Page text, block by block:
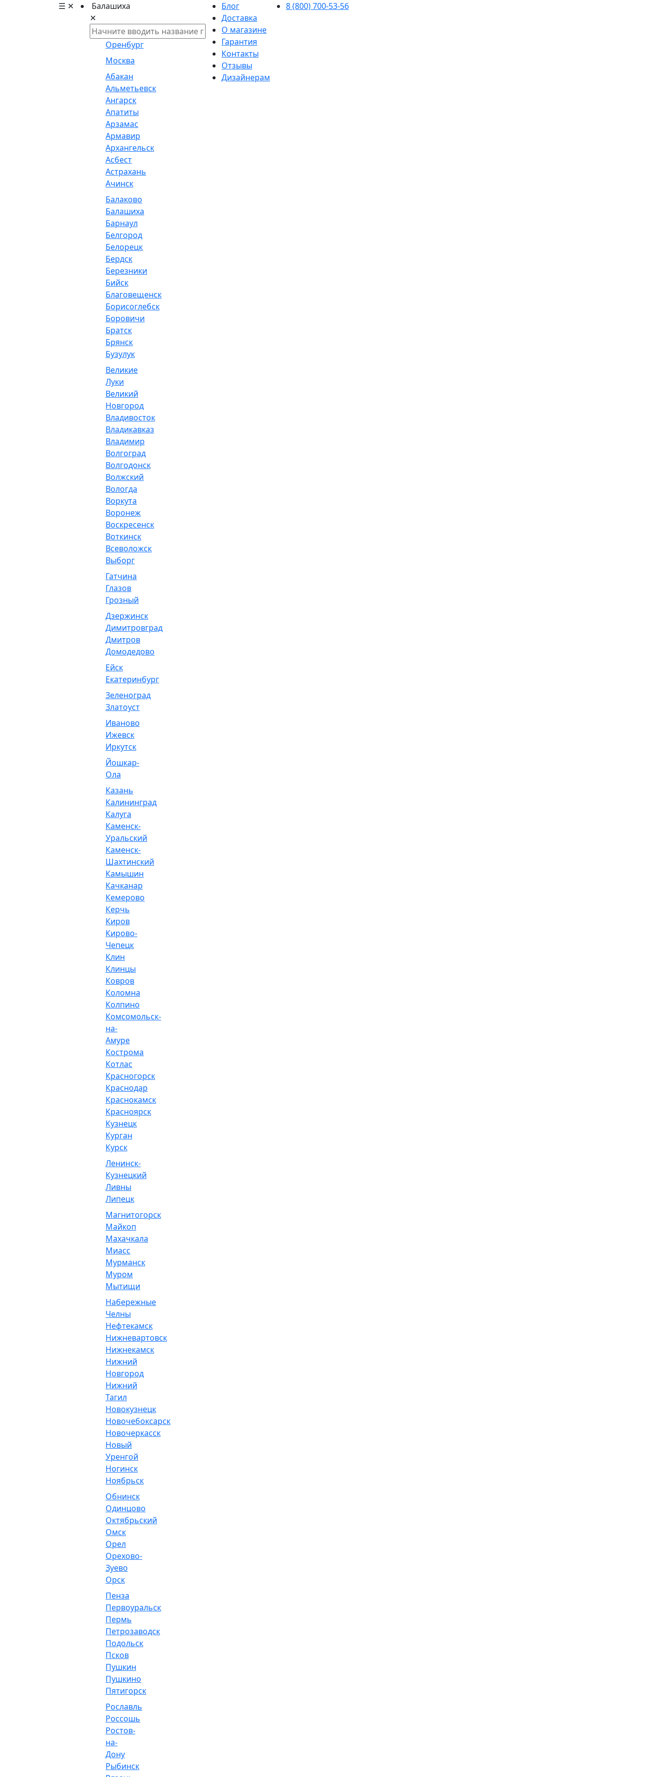
☰ ✕
Балашиха
✕
Оренбург
Москва
Абакан
Альметьевск
Ангарск
Апатиты
Арзамас
Армавир
Архангельск
Асбест
Астрахань
Ачинск
Балаково
Балашиха
Барнаул
Белгород
Белорецк
Бердск
Березники
Бийск
Благовещенск
Борисоглебск
Боровичи
Братск
Брянск
Бузулук
Великие
Луки
Великий
Новгород
Владивосток
Владикавказ
Владимир
Волгоград
Волгодонск
Волжский
Вологда
Воркута
Воронеж
Воскресенск
Воткинск
Всеволожск
Выборг
Гатчина
Глазов
Грозный
Дзержинск
Димитровград
Дмитров
Домодедово
Ейск
Екатеринбург
Зеленоград
Златоуст
Иваново
Ижевск
Иркутск
Йошкар-
Ола
Казань
Калининград
Калуга
Каменск-
Уральский
Каменск-
Шахтинский
Камышин
Качканар
Кемерово
Керчь
Киров
Кирово-
Чепецк
Клин
Клинцы
Ковров
Коломна
Колпино
Комсомольск-
на-
Амуре
Кострома
Котлас
Красногорск
Краснодар
Краснокамск
Красноярск
Кузнецк
Курган
Курск
Ленинск-
Кузнецкий
Ливны
Липецк
Магнитогорск
Майкоп
Махачкала
Миасс
Мурманск
Муром
Мытищи
Набережные
Челны
Нефтекамск
Нижневартовск
Нижнекамск
Нижний
Новгород
Нижний
Тагил
Новокузнецк
Новочебоксарск
Новочеркасск
Новый
Уренгой
Ногинск
Ноябрьск
Обнинск
Одинцово
Октябрьский
Омск
Орел
Орехово-
Зуево
Орск
Пенза
Первоуральск
Пермь
Петрозаводск
Подольск
Псков
Пушкин
Пушкино
Пятигорск
Рославль
Россошь
Ростов-
на-
Дону
Рыбинск
Блог
Доставка
О магазине
Гарантия
Контакты
Отзывы
Дизайнерам
8 (800) 700-53-56